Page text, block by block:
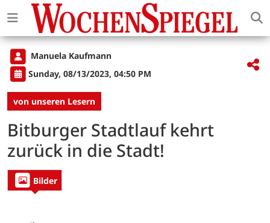
Manuela Kaufmann
Sunday, 08/13/2023, 04:50 PM
von unseren Lesern
Bitburger Stadtlauf kehrt
zurück in die Stadt!
Bilder